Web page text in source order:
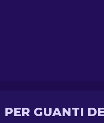
PER GUANTI